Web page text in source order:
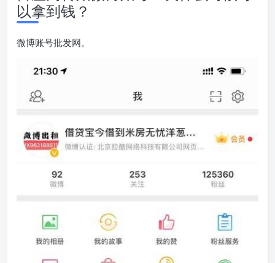
以拿到钱？
微博账号批发网。